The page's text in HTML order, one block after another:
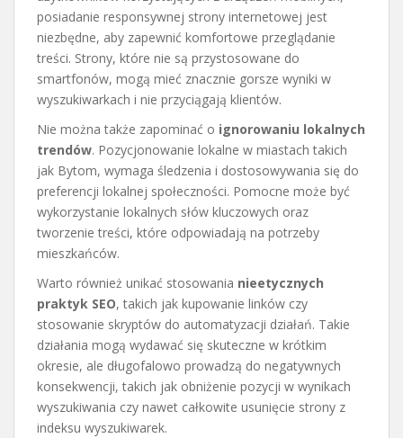
posiadanie responsywnej strony internetowej jest
niezbędne, aby zapewnić komfortowe przeglądanie
treści. Strony, które nie są przystosowane do
smartfonów, mogą mieć znacznie gorsze wyniki w
wyszukiwarkach i nie przyciągają klientów.
Nie można także zapominać o ignorowaniu lokalnych
trendów. Pozycjonowanie lokalne w miastach takich
jak Bytom, wymaga śledzenia i dostosowywania się do
preferencji lokalnej społeczności. Pomocne może być
wykorzystanie lokalnych słów kluczowych oraz
tworzenie treści, które odpowiadają na potrzeby
mieszkańców.
Warto również unikać stosowania nieetycznych
praktyk SEO, takich jak kupowanie linków czy
stosowanie skryptów do automatyzacji działań. Takie
działania mogą wydawać się skuteczne w krótkim
okresie, ale długofalowo prowadzą do negatywnych
konsekwencji, takich jak obniżenie pozycji w wynikach
wyszukiwania czy nawet całkowite usunięcie strony z
indeksu wyszukiwarek.